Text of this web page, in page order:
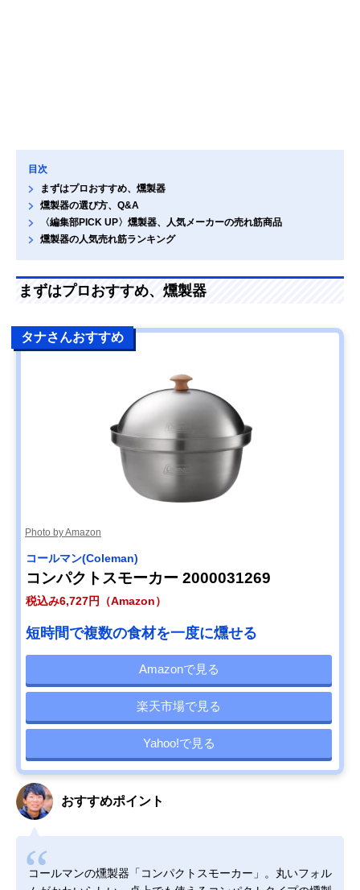
目次
まずはプロおすすめ、燻製器
燻製器の選び方、Q&A
〈編集部PICK UP〉燻製器、人気メーカーの売れ筋商品
燻製器の人気売れ筋ランキング
まずはプロおすすめ、燻製器
タナさんおすすめ
Photo by Amazon
コールマン(Coleman)
コンパクトスモーカー 2000031269
税込み6,727円（Amazon）
短時間で複数の食材を一度に燻せる
Amazonで見る
楽天市場で見る
Yahoo!で見る
おすすめポイント
コールマンの燻製器「コンパクトスモーカー」。丸いフォル